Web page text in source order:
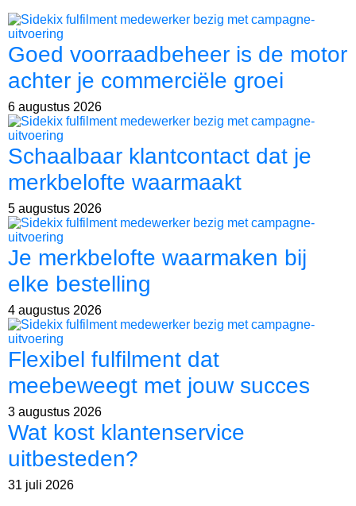
Goed voorraadbeheer is de motor
achter je commerciële groei
6 augustus 2026
Schaalbaar klantcontact dat je
merkbelofte waarmaakt
5 augustus 2026
Je merkbelofte waarmaken bij
elke bestelling
4 augustus 2026
Flexibel fulfilment dat
meebeweegt met jouw succes
3 augustus 2026
Wat kost klantenservice
uitbesteden?
31 juli 2026